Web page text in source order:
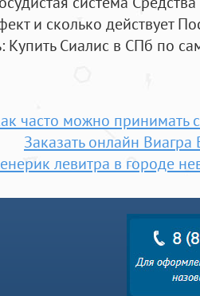
и сколько действует
Купить Сиалис в СПб по
часто можно принимать
Заказать онлайн Виагра
левитра в городе